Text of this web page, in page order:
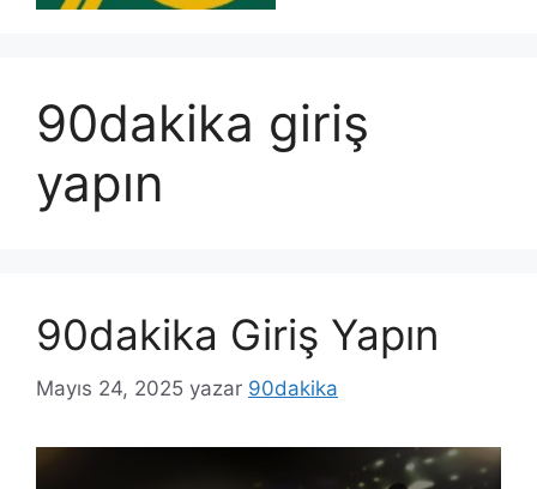
90dakika giriş
yapın
90dakika Giriş Yapın
Mayıs 24, 2025 yazar 90dakika